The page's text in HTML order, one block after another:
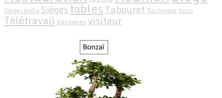
Siège résille SiègestablesTabouret Technique tissu
Télétravail Vestiaires visiteur